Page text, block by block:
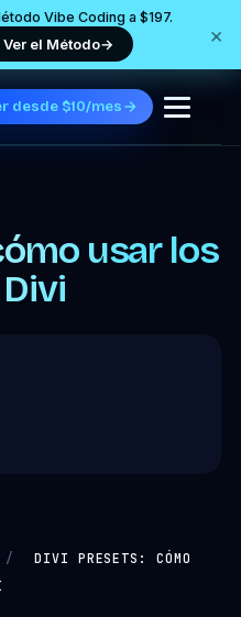
Vibe Coding a $197.
Ver el Método→ ×
desde $10/mes
usar los
/
DIVI PRESETS: CÓMO